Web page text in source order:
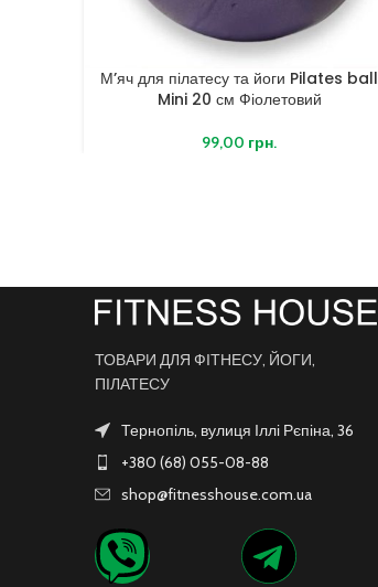
М’яч для пілатесу та йоги Pilates ball
Mini 20 см Фіолетовий
99,00 грн.
ТОВАРИ ДЛЯ ФІТНЕСУ, ЙОГИ,
ПІЛАТЕСУ
Тернопіль, вулиця Іллі Рєпіна, 36
+380 (68) 055-08-88
shop@fitnesshouse.com.ua